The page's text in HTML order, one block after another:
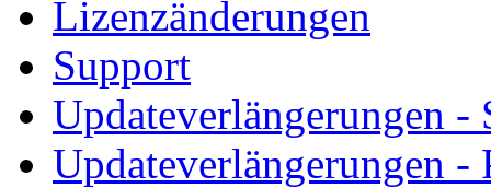
Lizenzänderungen
Support
Updateverlängerungen -
Updateverlängerungen -